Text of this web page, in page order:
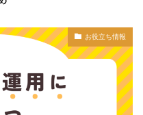
お役立ち情報